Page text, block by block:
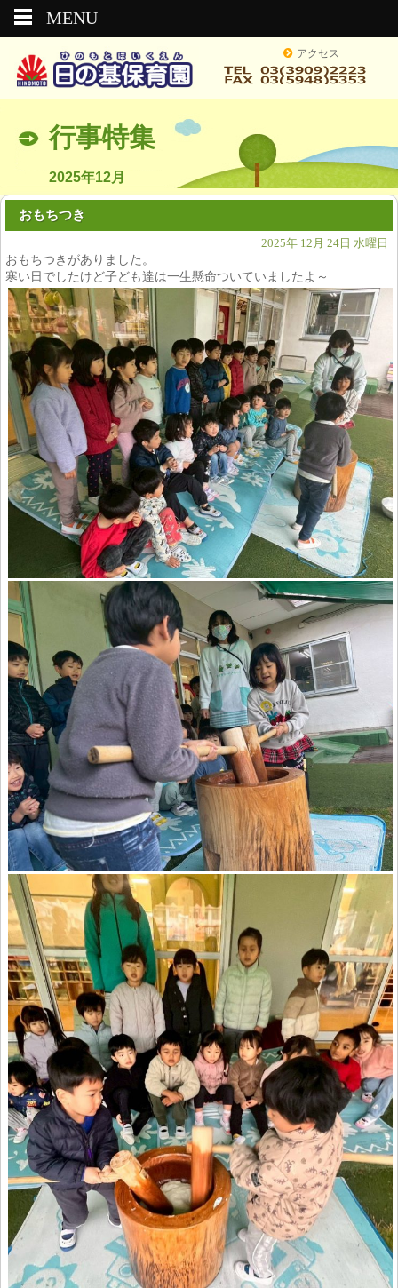
アクセス
行事特集
2025年12月
おもちつき
2025年 12月 24日 水曜日
おもちつきがありました。
寒い日でしたけど子ども達は一生懸命ついていましたよ～
MENU